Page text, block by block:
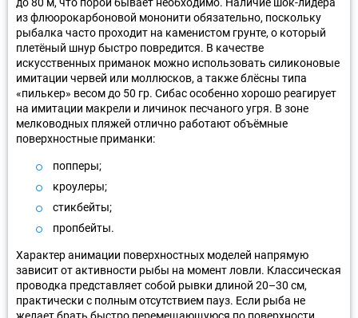
из флюорокарбоновой мононити обязательно, поскольку
рыбалка часто проходит на каменистом грунте, о который
плетёный шнур быстро повредится. В качестве
искусственных приманок можно использовать силиконовые
имитации червей или моллюсков, а также блёсны типа
«пилькер» весом до 50 гр. Сибас особенно хорошо реагирует
на имитации макрели и личинок песчаного угря. В зоне
мелководных пляжей отлично работают объёмные
поверхностные приманки:
попперы;
кроулеры;
стикбейты;
пропбейты.
Характер анимации поверхностных моделей напрямую
зависит от активности рыбы на момент ловли. Классическая
проводка представляет собой рывки длиной 20–30 см,
практически с полным отсутствием пауз. Если рыба не
желает брать быстро перемещающуюся по поверхности